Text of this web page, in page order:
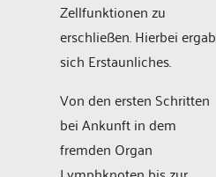
Zellfunktionen zu
erschließen. Hierbei ergab
sich Erstaunliches.
Von den ersten Schritten
bei Ankunft in dem
fremden Organ